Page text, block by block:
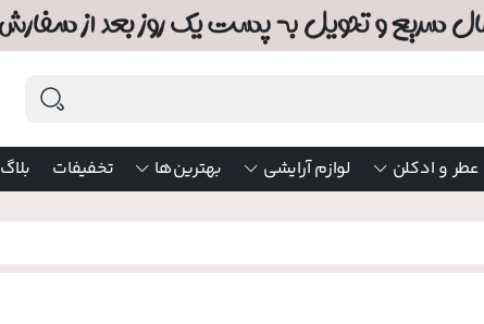
عطر و ادکلن لوازم آرایشی بهترین‌ها تخفیفات بلاگ